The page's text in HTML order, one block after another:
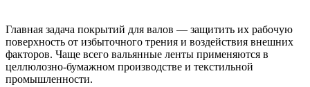
Главная задача покрытий для валов — защитить их рабочую
поверхность от избыточного трения и воздействия внешних
факторов. Чаще всего вальянные ленты применяются в
целлюлозно-бумажном производстве и текстильной
промышленности.